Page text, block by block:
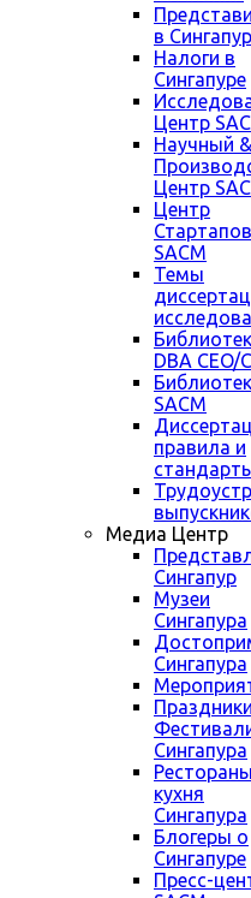
в
Налоги в
Сингапуре
Центр
Научный &
Центр
Центр
Стартапов
SACM
Темы
DBA CEO/
SACM
правила и
Медиа Центр
Сингапур
Музеи
Сингапура
Сингапура
Сингапура
кухня
Сингапура
Блогеры о
Сингапуре
Пресс-